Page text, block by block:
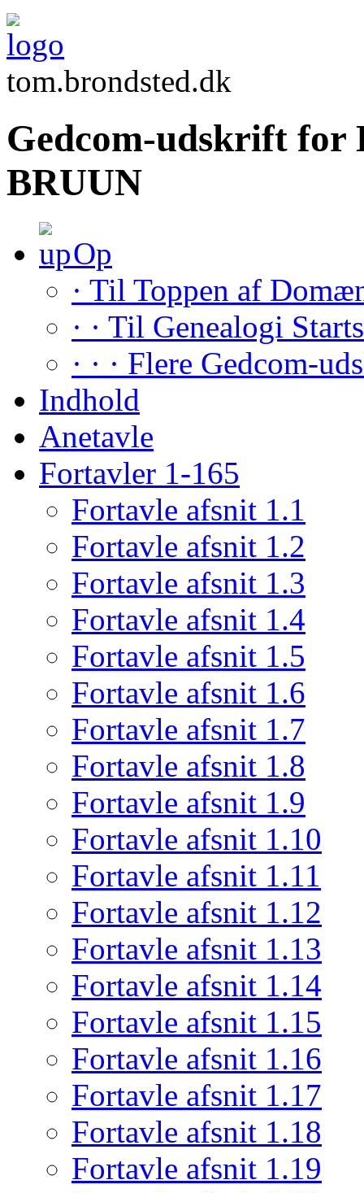
tom.brondsted.dk
Gedcom-udskrift
BRUUN
Op
· Til Toppen af
· · Til Genealogi
· · · Flere Gedcom-
Indhold
Anetavle
Fortavler 1-165
Fortavle afsnit 1.1
Fortavle afsnit 1.2
Fortavle afsnit 1.3
Fortavle afsnit 1.4
Fortavle afsnit 1.5
Fortavle afsnit 1.6
Fortavle afsnit 1.7
Fortavle afsnit 1.8
Fortavle afsnit 1.9
Fortavle afsnit 1.10
Fortavle afsnit 1.11
Fortavle afsnit 1.12
Fortavle afsnit 1.13
Fortavle afsnit 1.14
Fortavle afsnit 1.15
Fortavle afsnit 1.16
Fortavle afsnit 1.17
Fortavle afsnit 1.18
Fortavle afsnit 1.19